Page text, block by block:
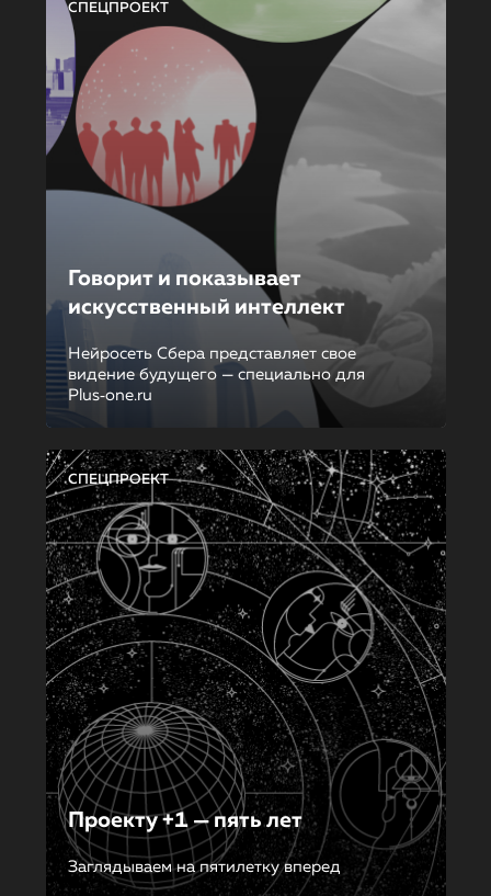
СПЕЦПРОЕКТ
Говорит и показывает
искусственный интеллект
Нейросеть Сбера представляет свое
видение будущего — специально для
Plus‑one.ru
СПЕЦПРОЕКТ
Проекту +1 — пять лет
Заглядываем на пятилетку вперед